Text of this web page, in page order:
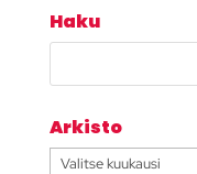
Haku
Arkisto
Arkisto